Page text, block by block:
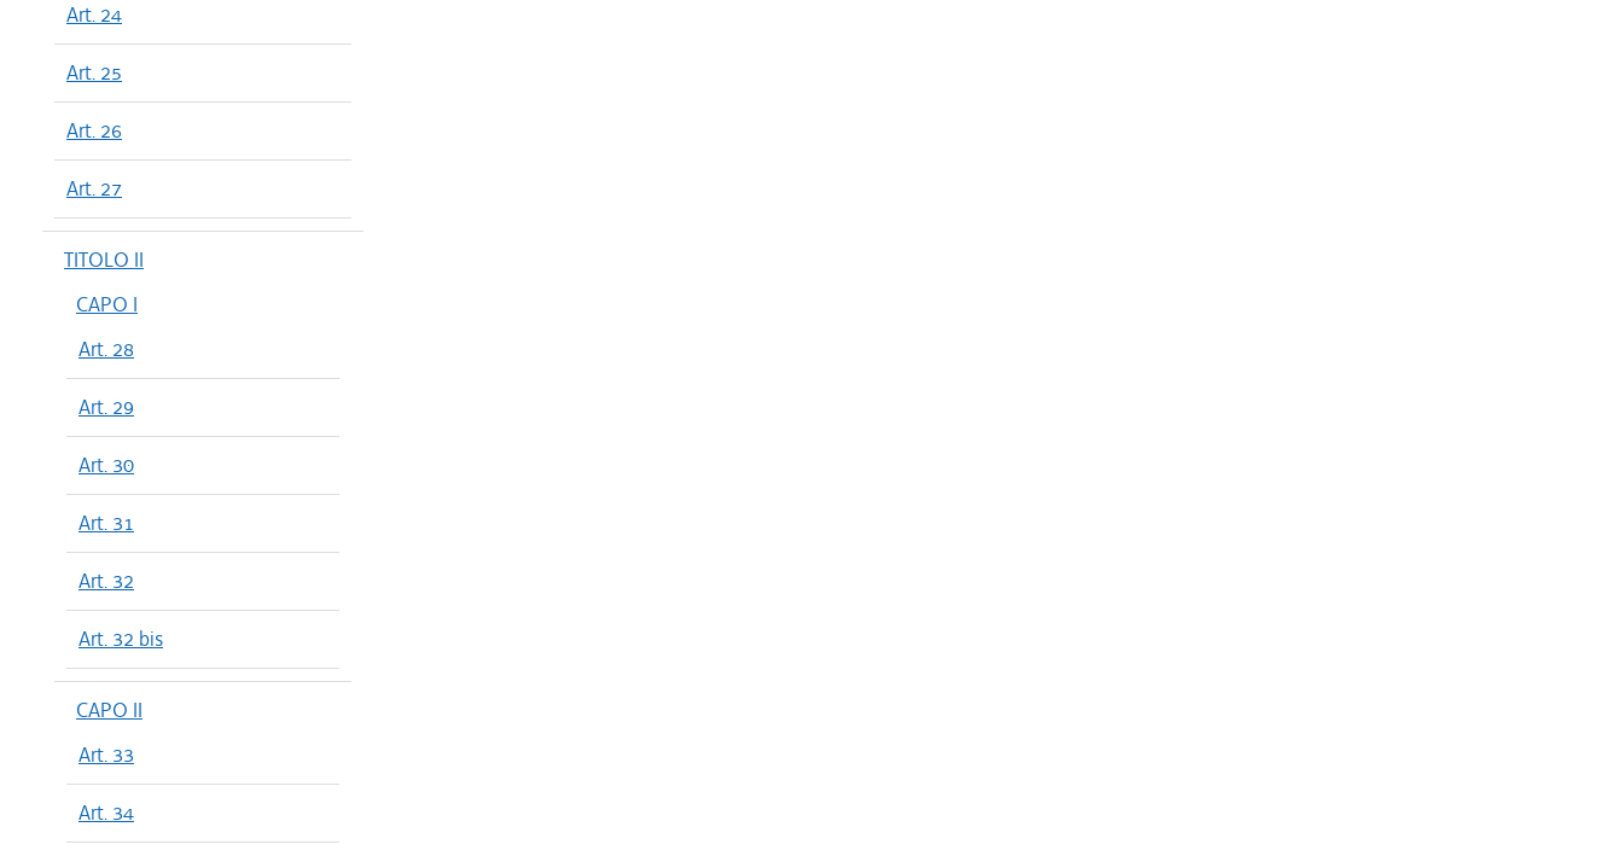
Art. 24
Art. 25
Art. 26
Art. 27
TITOLO II
CAPO I
Art. 28
Art. 29
Art. 30
Art. 31
Art. 32
Art. 32 bis
CAPO II
Art. 33
Art. 34